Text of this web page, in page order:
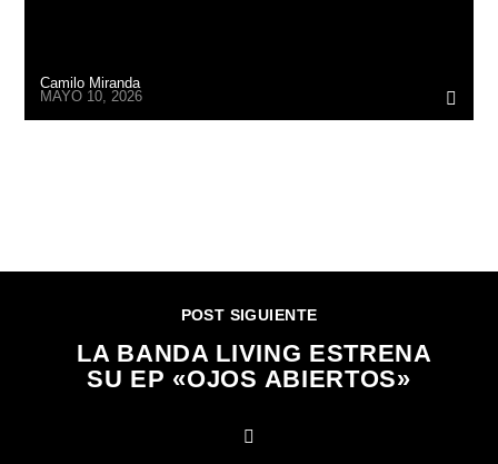
Camilo Miranda
MAYO 10, 2026
POST SIGUIENTE
LA BANDA LIVING ESTRENA
SU EP «OJOS ABIERTOS»